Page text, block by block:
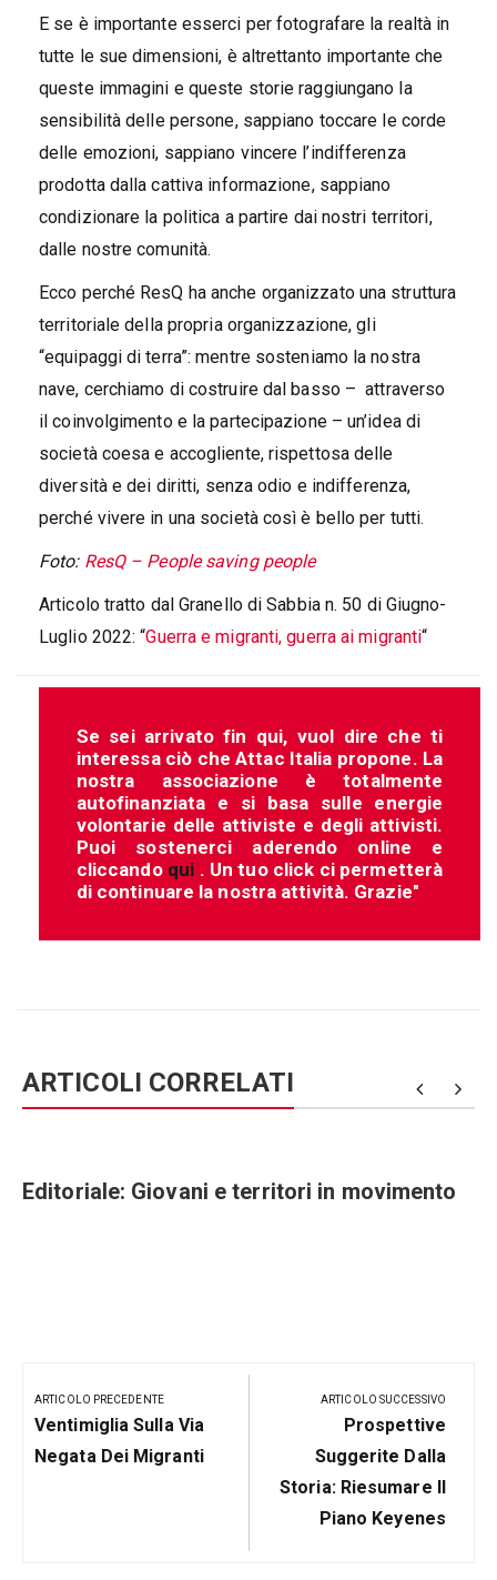
E se è importante esserci per fotografare la realtà in
tutte le sue dimensioni, è altrettanto importante che
queste immagini e queste storie raggiungano la
sensibilità delle persone, sappiano toccare le corde
delle emozioni, sappiano vincere l’indifferenza
prodotta dalla cattiva informazione, sappiano
condizionare la politica a partire dai nostri territori,
dalle nostre comunità.
Ecco perché ResQ ha anche organizzato una struttura
territoriale della propria organizzazione, gli
“equipaggi di terra”: mentre sosteniamo la nostra
nave, cerchiamo di costruire dal basso – attraverso
il coinvolgimento e la partecipazione – un’idea di
società coesa e accogliente, rispettosa delle
diversità e dei diritti, senza odio e indifferenza,
perché vivere in una società così è bello per tutti.
Foto: ResQ – People saving people
Articolo tratto dal Granello di Sabbia n. 50 di Giugno-
Luglio 2022: “Guerra e migranti, guerra ai migranti“
Se sei arrivato fin qui, vuol dire che ti
interessa ciò che Attac Italia propone. La
nostra associazione è totalmente
autofinanziata e si basa sulle energie
volontarie delle attiviste e degli attivisti.
Puoi sostenerci aderendo online e
cliccando qui . Un tuo click ci permetterà
di continuare la nostra attività. Grazie"
ARTICOLI CORRELATI
Editoriale: Giovani e territori in movimento
articoli
ARTICOLO PRECEDENTE
Articolo
Precedente:
Ventimiglia Sulla Via
Negata Dei Migranti
ARTICOLO SUCCESSIVO
Prossimo
Post
Prospettive
Suggerite Dalla
Storia: Riesumare Il
Piano Keyenes